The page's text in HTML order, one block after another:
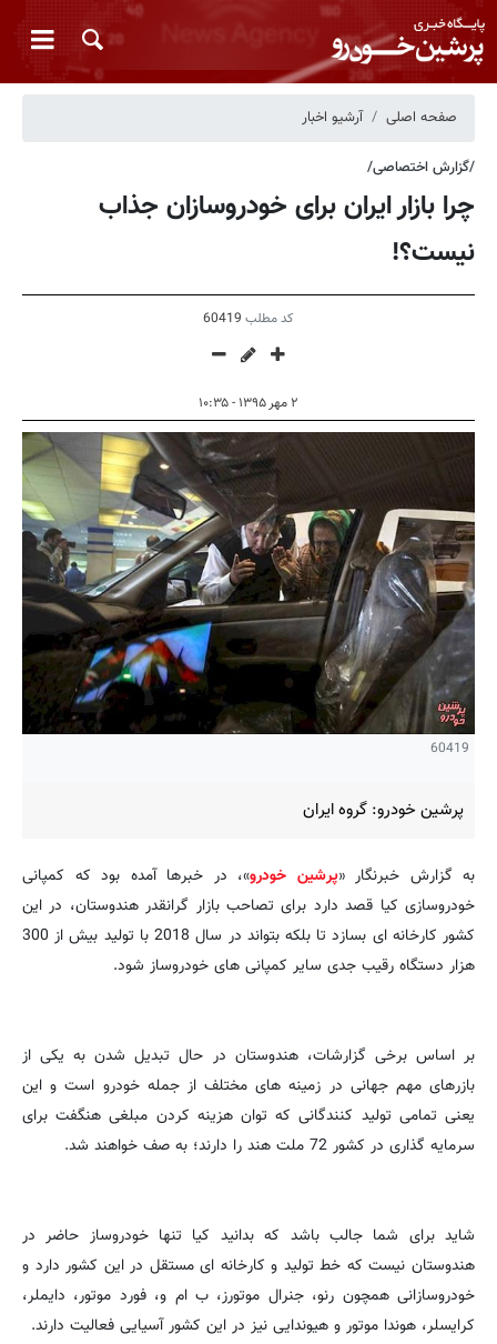
صفحه اصلی آرشیو اخبار
/گزارش اختصاصی/
چرا بازار ایران برای خودروسازان جذاب
نیست؟!
کد مطلب 60419
۲ مهر ۱۳۹۵ - ۱۰:۳۵
60419
پرشین خودرو: گروه ایران
به گزارش خبرنگار «پرشین خودرو»، در خبرها آمده بود که کمپانی
خودروسازی کیا قصد دارد برای تصاحب بازار گرانقدر هندوستان، در این
کشور کارخانه ای بسازد تا بلکه بتواند در سال 2018 با تولید بیش از 300
هزار دستگاه رقیب جدی سایر کمپانی های خودروساز شود.
بر اساس برخی گزارشات، هندوستان در حال تبدیل شدن به یکی از
بازرهای مهم جهانی در زمینه های مختلف از جمله خودرو است و این
یعنی تمامی تولید کنندگانی که توان هزینه کردن مبلغی هنگفت برای
سرمایه گذاری در کشور 72 ملت هند را دارند؛ به صف خواهند شد.
شاید برای شما جالب باشد که بدانید کیا تنها خودروساز حاضر در
هندوستان نیست که خط تولید و کارخانه ای مستقل در این کشور دارد و
خودروسازانی همچون رنو، جنرال موتورز، ب ام و، فورد موتور، دایملر،
كرایسلر، هوندا موتور و هیوندایی نیز در این کشور آسیایی فعالیت دارند.